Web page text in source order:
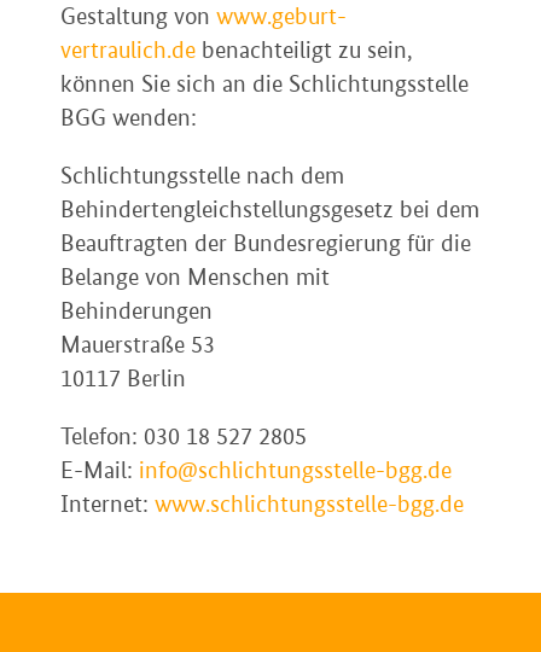
Gestaltung von www.geburt-
vertraulich.de benachteiligt zu sein,
können Sie sich an die Schlichtungsstelle
BGG wenden:
Schlichtungsstelle nach dem
Behindertengleichstellungsgesetz bei dem
Beauftragten der Bundesregierung für die
Belange von Menschen mit
Behinderungen
Mauerstraße 53
10117 Berlin
Telefon: 030 18 527 2805
E-Mail: info@schlichtungsstelle-bgg.de
Internet: www.schlichtungsstelle-bgg.de